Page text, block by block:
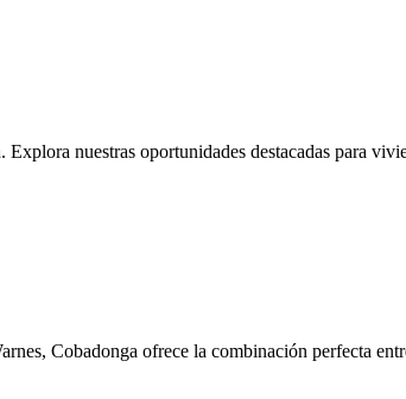
nuestras oportunidades destacadas para
Cobadonga ofrece la combinación perfecta